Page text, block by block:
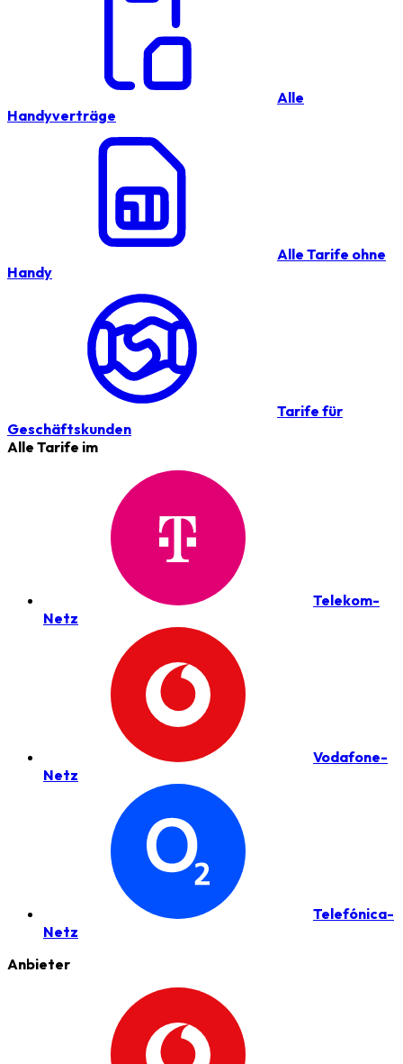
Alle
Handyverträge
Alle Tarife ohne
Handy
Tarife für
Geschäftskunden
Alle Tarife im
Telekom-
Netz
Vodafone-
Netz
Telefónica-
Netz
Anbieter